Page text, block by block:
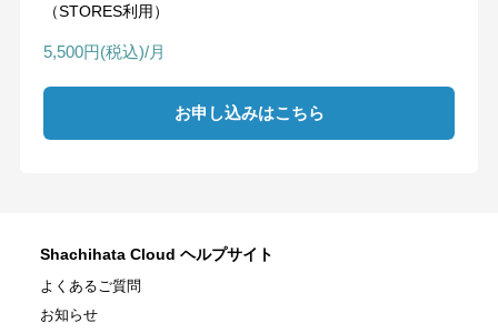
（STORES利用）
5,500円(税込)/月
お申し込みはこちら
Shachihata Cloud ヘルプサイト
よくあるご質問
お知らせ